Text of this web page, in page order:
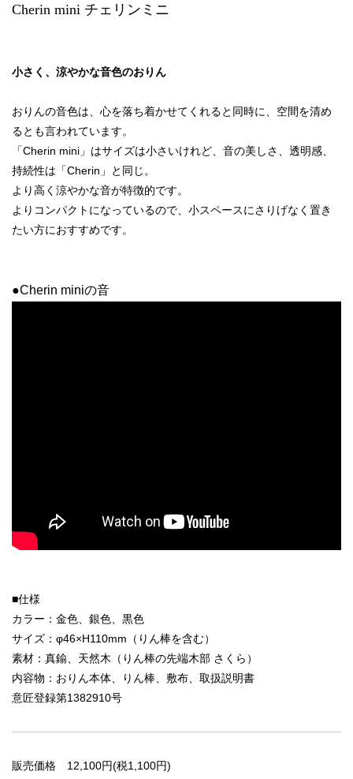
Cherin mini チェリンミニ
小さく、涼やかな音色のおりん
おりんの音色は、心を落ち着かせてくれると同時に、空間を清め
るとも言われています。
「Cherin mini」はサイズは小さいけれど、音の美しさ、透明感、
持続性は「Cherin」と同じ。
より高く涼やかな音が特徴的です。
よりコンパクトになっているので、小スペースにさりげなく置き
たい方におすすめです。
●Cherin miniの音
■仕様
カラー：金色、銀色、黒色
サイズ：φ46×H110mm（りん棒を含む）
素材：真鍮、天然木（りん棒の先端木部 さくら）
内容物：おりん本体、りん棒、敷布、取扱説明書
意匠登録第1382910号
販売価格 12,100円(税1,100円)